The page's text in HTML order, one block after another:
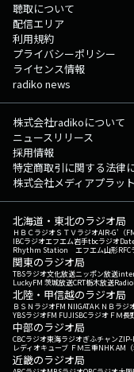
聴取について
配信エリア
利用規約
プライバシーポリシー
ライセンス情報
radiko news
株式会社radikoについて
ニュースリリース
採用情報
特定商取引に関する法律
株式会社メディアプラッ
北海道・東北のラジオ局
ＨＢＣラジオＳＴＶラジオAIR-G'（
IBCラジオエフエム岩手tbcラジオ
Rhythm Station エフエム山形
関東のラジオ局
TBSラジオ文化放送ニッポン放送
LuckyFM 茨城放送CRT栃木放送
北陸・甲信越のラジオ局
ＢＳＮラジオFM NIIGATAＫＮＢラジ
YBSラジオFM FUJISBCラジオ ＦＭ長
中部のラジオ局
CBCラジオ東海ラジオぎふチャンZIP-
レディオキューブ ＦＭ三重NHK AM（
近畿のラジオ局